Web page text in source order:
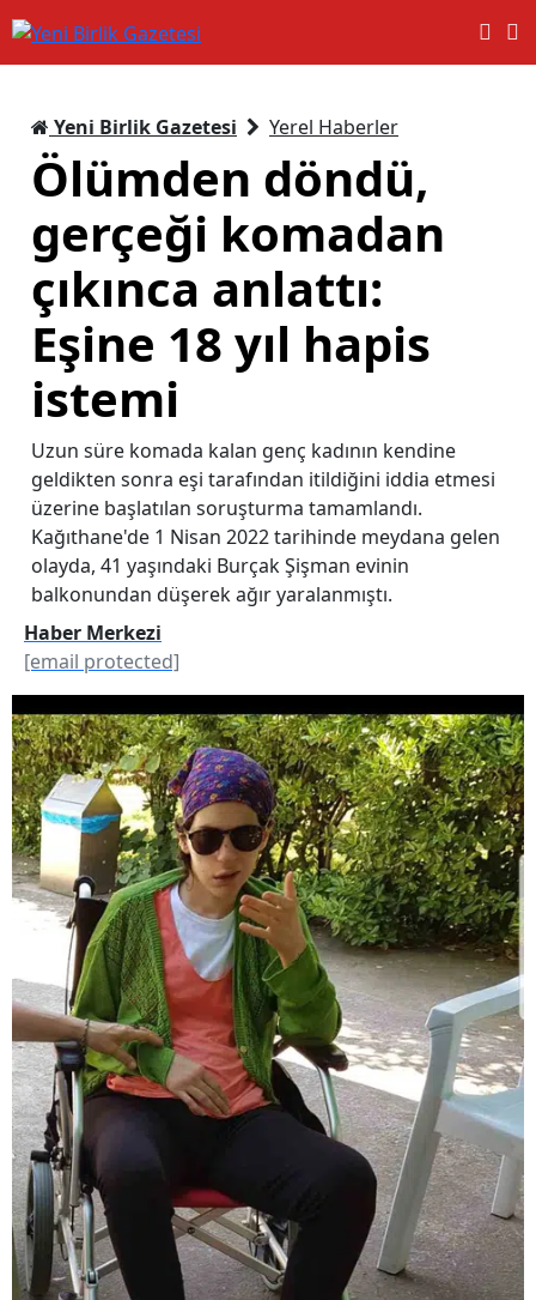
Yeni Birlik Gazetesi Yerel Haberler
Ölümden döndü,
gerçeği komadan
çıkınca anlattı:
Eşine 18 yıl hapis
istemi
Uzun süre komada kalan genç kadının kendine
geldikten sonra eşi tarafından itildiğini iddia etmesi
üzerine başlatılan soruşturma tamamlandı.
Kağıthane'de 1 Nisan 2022 tarihinde meydana gelen
olayda, 41 yaşındaki Burçak Şişman evinin
balkonundan düşerek ağır yaralanmıştı.
Haber Merkezi
[email protected]